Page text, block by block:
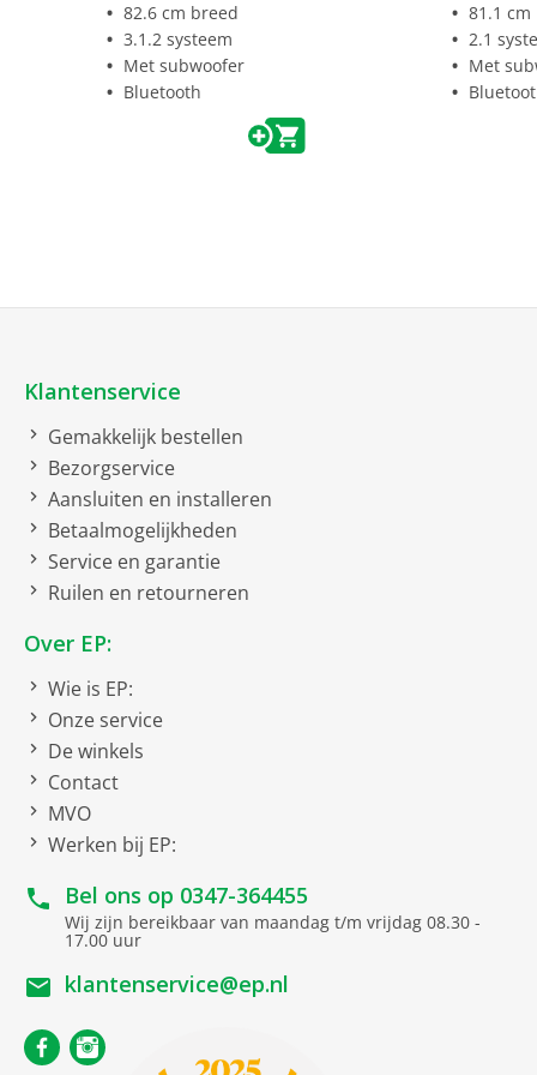
Ambilight-Version
Dolby Vision
bruto hoogte
bruto diepte
bruto gewicht
Comfort
Smart TV
Smart-platform
Compatible met
Amazon Alexa
Draadloze verbindingen
WLAN
Bluetooth
WiFi 5
82.6 cm breed
3.1.2 systeem
Met subwoofer
Bluetooth
81.1
2.1
Met
Klantenservice
Gemakkelijk bestellen
Bezorgservice
Aansluiten en installeren
Betaalmogelijkheden
Service en garantie
Ruilen en retourneren
Over EP:
Wie is EP:
Onze service
De winkels
Contact
MVO
Werken bij EP:
Bel ons op 0347-364455
Wij zijn bereikbaar van maandag t/m vrijdag 08.30 -
17.00 uur
klantenservice@ep.nl